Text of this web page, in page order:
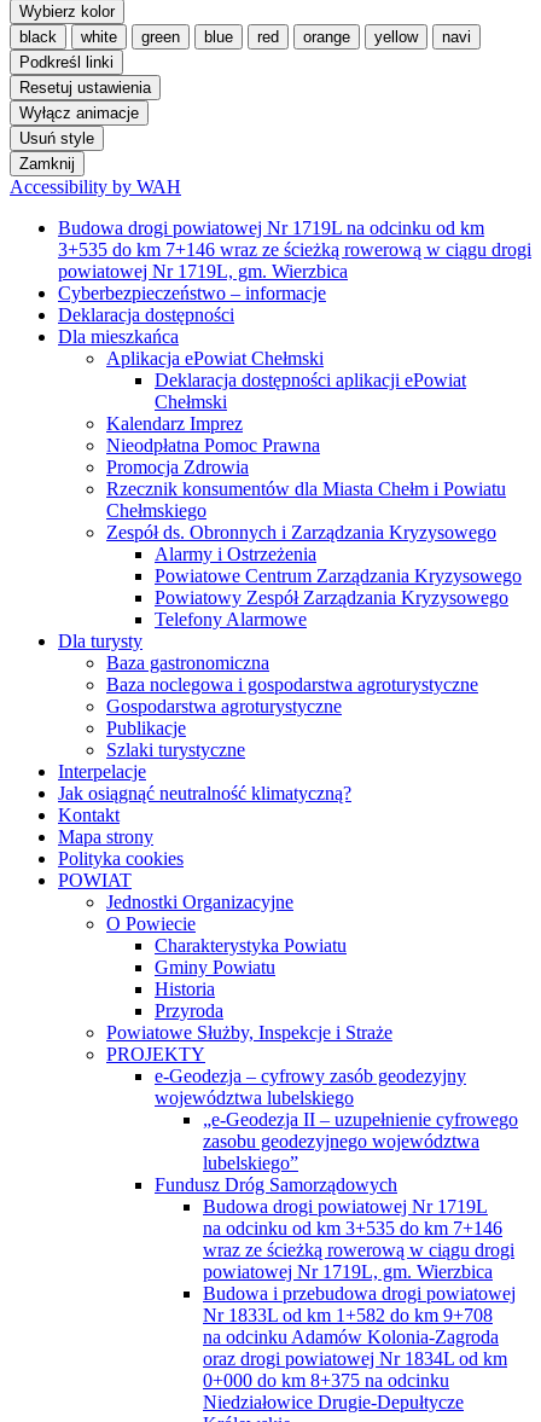
Wybierz kolor
black
white green blue red orange yellow
navi
Podkreśl linki
Resetuj ustawienia
Wyłącz animacje
Usuń style
Zamknij
Accessibility by WAH
Budowa drogi powiatowej Nr 1719L na odcinku od km
3+535 do km 7+146 wraz ze ścieżką rowerową w ciągu drogi
powiatowej Nr 1719L, gm. Wierzbica
Cyberbezpieczeństwo – informacje
Deklaracja dostępności
Dla mieszkańca
Aplikacja ePowiat Chełmski
Deklaracja dostępności aplikacji ePowiat
Chełmski
Kalendarz Imprez
Nieodpłatna Pomoc Prawna
Promocja Zdrowia
Rzecznik konsumentów dla Miasta Chełm i Powiatu
Chełmskiego
Zespół ds. Obronnych i Zarządzania Kryzysowego
Alarmy i Ostrzeżenia
Powiatowe Centrum Zarządzania Kryzysowego
Powiatowy Zespół Zarządzania Kryzysowego
Telefony Alarmowe
Dla turysty
Baza gastronomiczna
Baza noclegowa i gospodarstwa agroturystyczne
Gospodarstwa agroturystyczne
Publikacje
Szlaki turystyczne
Interpelacje
Jak osiągnąć neutralność klimatyczną?
Kontakt
Mapa strony
Polityka cookies
POWIAT
Jednostki Organizacyjne
O Powiecie
Charakterystyka Powiatu
Gminy Powiatu
Historia
Przyroda
Powiatowe Służby, Inspekcje i Straże
PROJEKTY
e-Geodezja – cyfrowy zasób geodezyjny
województwa lubelskiego
„e-Geodezja II – uzupełnienie cyfrowego
zasobu geodezyjnego województwa
lubelskiego”
Fundusz Dróg Samorządowych
Budowa drogi powiatowej Nr 1719L
na odcinku od km 3+535 do km 7+146
wraz ze ścieżką rowerową w ciągu drogi
powiatowej Nr 1719L, gm. Wierzbica
Budowa i przebudowa drogi powiatowej
Nr 1833L od km 1+582 do km 9+708
na odcinku Adamów Kolonia-Zagroda
oraz drogi powiatowej Nr 1834L od km
0+000 do km 8+375 na odcinku
Niedziałowice Drugie-Depułtycze